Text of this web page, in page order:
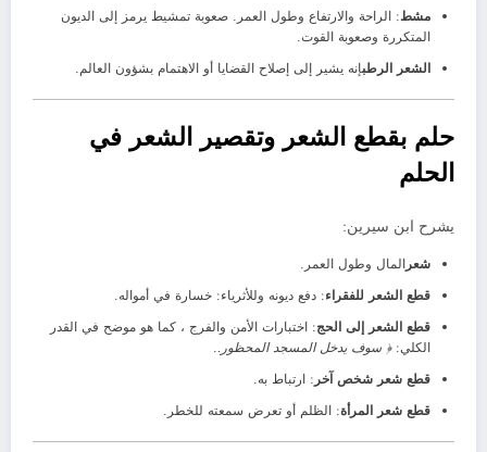
مشط: الراحة والارتفاع وطول العمر. صعوبة تمشيط يرمز إلى الديون
المتكررة وصعوبة القوت.
الشعر الرطبإنه يشير إلى إصلاح القضايا أو الاهتمام بشؤون العالم.
حلم بقطع الشعر وتقصير الشعر في
الحلم
يشرح ابن سيرين:
شعرالمال وطول العمر.
قطع الشعر للفقراء: دفع ديونه وللأثرياء: خسارة في أمواله.
قطع الشعر إلى الحج: اختبارات الأمن والفرج ، كما هو موضح في القدر
الكلي:﴿ سوف يدخل المسجد المحظور..
قطع شعر شخص آخر: ارتباط به.
قطع شعر المرأة: الظلم أو تعرض سمعته للخطر.